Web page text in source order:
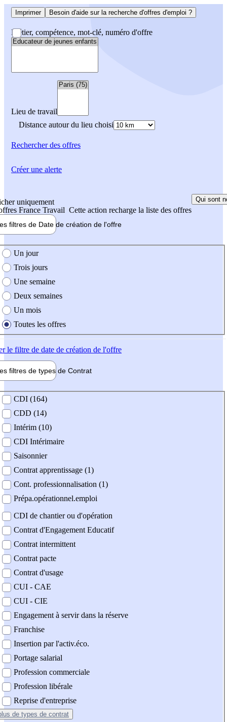
Imprimer Besoin d'aide sur la recherche d'offres d'emploi ?
Métier, compétence, mot-clé, numéro d'offre
Lieu de travail
Distance autour du lieu choisi
Rechercherdes offres
uniquement
France Travail Cette action recharge la liste des offres
Qui sont
filtres de Date de création de l'offre
création de l'offre
Un jour
Trois jours
Une semaine
Deux semaines
Un mois
Toutes les offres
le filtre de date de création de l'offre
filtres de types de Contrat
contrat
CDI (164)
CDD (14)
Intérim (10)
CDI Intérimaire
Saisonnier
Contrat apprentissage (1)
Cont. professionnalisation (1)
Prépa.opérationnel.emploi
CDI de chantier ou d'opération
Contrat d'Engagement Educatif
Contrat intermittent
Contrat pacte
Contrat d'usage
CUI - CAE
CUI - CIE
Engagement à servir dans la réserve
Franchise
Insertion par l'activ.éco.
Portage salarial
Profession commerciale
Profession libérale
Reprise d'entreprise
de types de contrat
Créer une alerte